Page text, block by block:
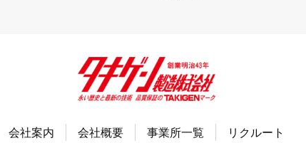
会社案内 会社概要 事業所一覧 リクルート